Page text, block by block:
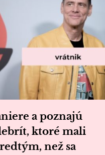
a poznajú
ktoré mali
než sa